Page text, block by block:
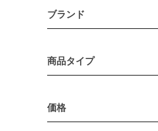
ブランド
商品タイプ
価格